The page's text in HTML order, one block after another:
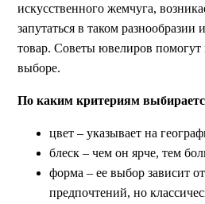
искусственного жемчуга,
запутаться в таком разнообразии
товар. Советы ювелиров помогут
выборе.
По каким критериям
цвет – указывает на
блеск – чем он ярче, тем
форма – ее выбор зависит
предпочтений, но